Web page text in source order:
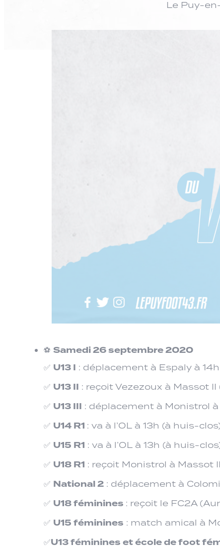
Le Puy-
⚽ Samedi 26 septembre 2020
✅ U13 I : déplacement à Espaly à
✅ U13 II : reçoit Vezezoux à Massot
✅ U13 III : déplacement à Monistrol à
✅ U14 R1 : va à l’OL à 13h (à huis-
✅ U15 R1 : va à l’OL à 13h (à huis-
✅ U18 R1 : reçoit Monistrol à Massot
✅ National 2 : déplacement à
✅ U18 féminines : reçoit le FC2A
✅ U15 féminines : match amical à
✅U13 féminines et école de foot